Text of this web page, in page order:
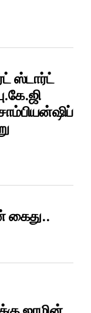
ஸ்டார்ட்
கைது..